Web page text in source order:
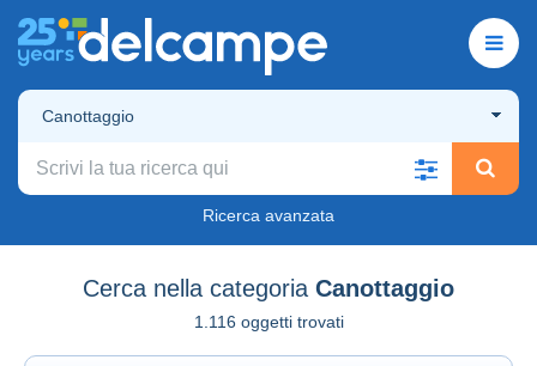
Canottaggio
Ricerca avanzata
Cerca nella categoria Canottaggio
1.116 oggetti trovati